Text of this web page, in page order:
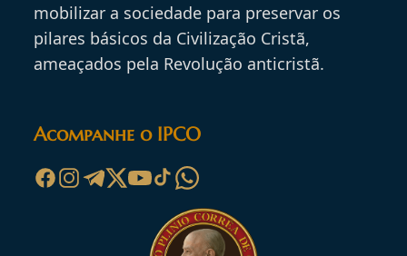
mobilizar a sociedade para preservar os
pilares básicos da Civilização Cristã,
ameaçados pela Revolução anticristã.
Acompanhe o IPCO